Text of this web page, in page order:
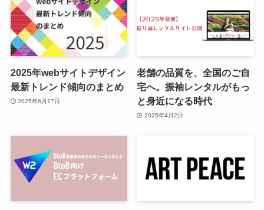
2025年webサイトデザイン
最新トレンド傾向のまとめ
2025年6月17日
老舗の品質を、全国のご自
宅へ。振袖レンタルがもっ
と身近になる時代
2025年4月2日